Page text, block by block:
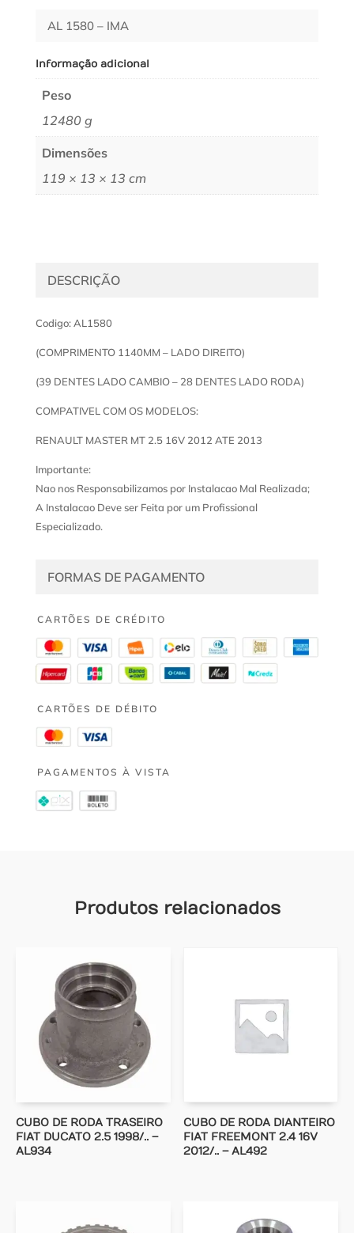
AL 1580 – IMA
Informação adicional
Peso
12480 g
Dimensões
119 × 13 × 13 cm
DESCRIÇÃO
Codigo: AL1580
(COMPRIMENTO 1140MM – LADO DIREITO)
(39 DENTES LADO CAMBIO – 28 DENTES LADO RODA)
COMPATIVEL COM OS MODELOS:
RENAULT MASTER MT 2.5 16V 2012 ATE 2013
Importante:
Nao nos Responsabilizamos por Instalacao Mal Realizada;
A Instalacao Deve ser Feita por um Profissional
Especializado.
FORMAS DE PAGAMENTO
CARTÕES DE CRÉDITO
CARTÕES DE DÉBITO
PAGAMENTOS À VISTA
Produtos relacionados
CUBO DE RODA TRASEIRO
FIAT DUCATO 2.5 1998/.. –
AL934
CUBO DE RODA DIANTEIRO
FIAT FREEMONT 2.4 16V
2012/.. – AL492